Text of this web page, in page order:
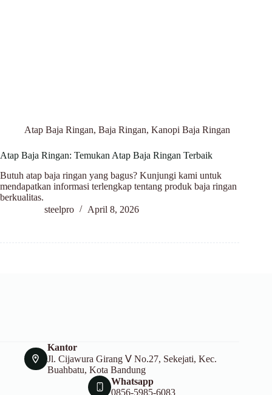
Atap Baja Ringan, Baja Ringan, Kanopi Baja Ringan
Atap Baja Ringan: Temukan Atap Baja Ringan Terbaik
Butuh atap baja ringan yang bagus? Kunjungi kami untuk
mendapatkan informasi terlengkap tentang produk baja ringan
berkualitas.
steelpro
April 8, 2026
Kantor
Jl. Cijawura Girang Ⅴ No.27, Sekejati, Kec.
Buahbatu, Kota Bandung
Whatsapp
0856-5985-6083